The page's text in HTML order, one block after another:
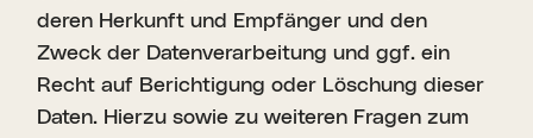
deren Herkunft und Empfänger und den
Zweck der Datenverarbeitung und ggf. ein
Recht auf Berichtigung oder Löschung dieser
Daten. Hierzu sowie zu weiteren Fragen zum